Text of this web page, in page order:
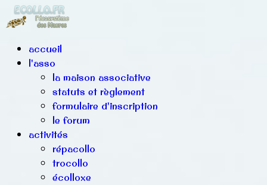
accueil
l'asso
la maison associative
statuts et règlement
formulaire d'inscription
le forum
activités
répacollo
trocollo
écolloxe